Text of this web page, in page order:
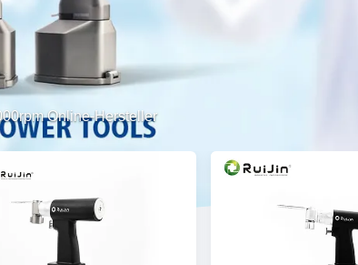
Online-Hersteller